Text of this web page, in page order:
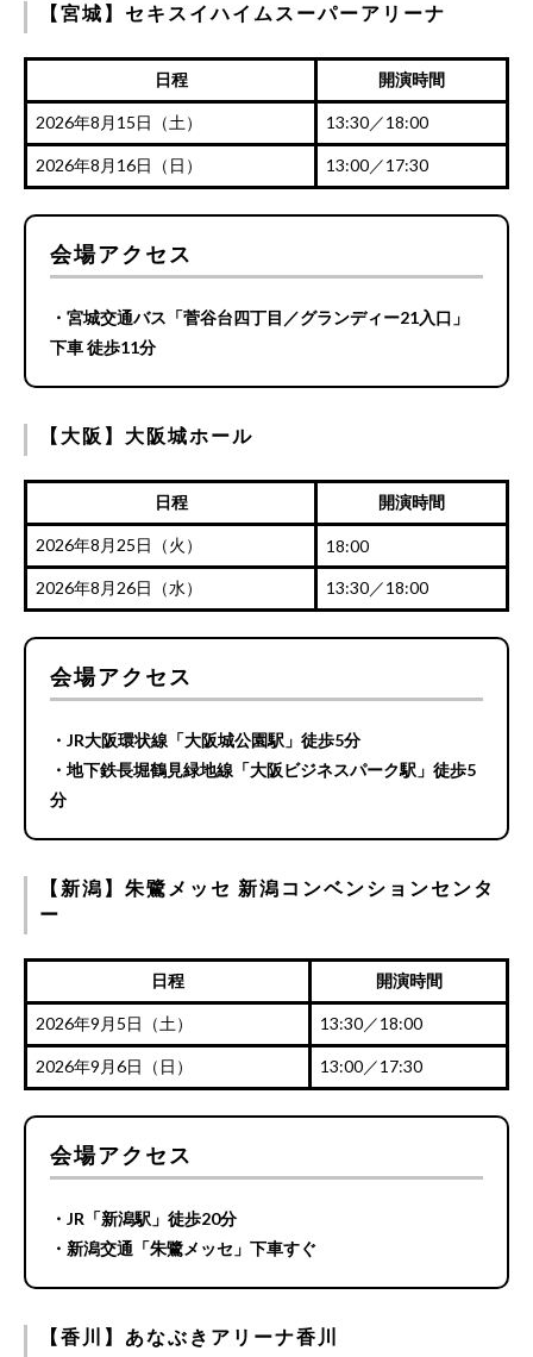
【宮城】セキスイハイムスーパーアリーナ
日程 開演時間
2026年8月15日（土） 13:30／18:00
2026年8月16日（日） 13:00／17:30
会場アクセス
・宮城交通バス「菅谷台四丁目／グランディー21入口」
下車 徒歩11分
【大阪】大阪城ホール
日程 開演時間
2026年8月25日（火） 18:00
2026年8月26日（水） 13:30／18:00
会場アクセス
・JR大阪環状線「大阪城公園駅」徒歩5分
・地下鉄長堀鶴見緑地線「大阪ビジネスパーク駅」徒歩5
分
【新潟】朱鷺メッセ 新潟コンベンションセンタ
ー
日程 開演時間
2026年9月5日（土） 13:30／18:00
2026年9月6日（日） 13:00／17:30
会場アクセス
・JR「新潟駅」徒歩20分
・新潟交通「朱鷺メッセ」下車すぐ
【香川】あなぶきアリーナ香川